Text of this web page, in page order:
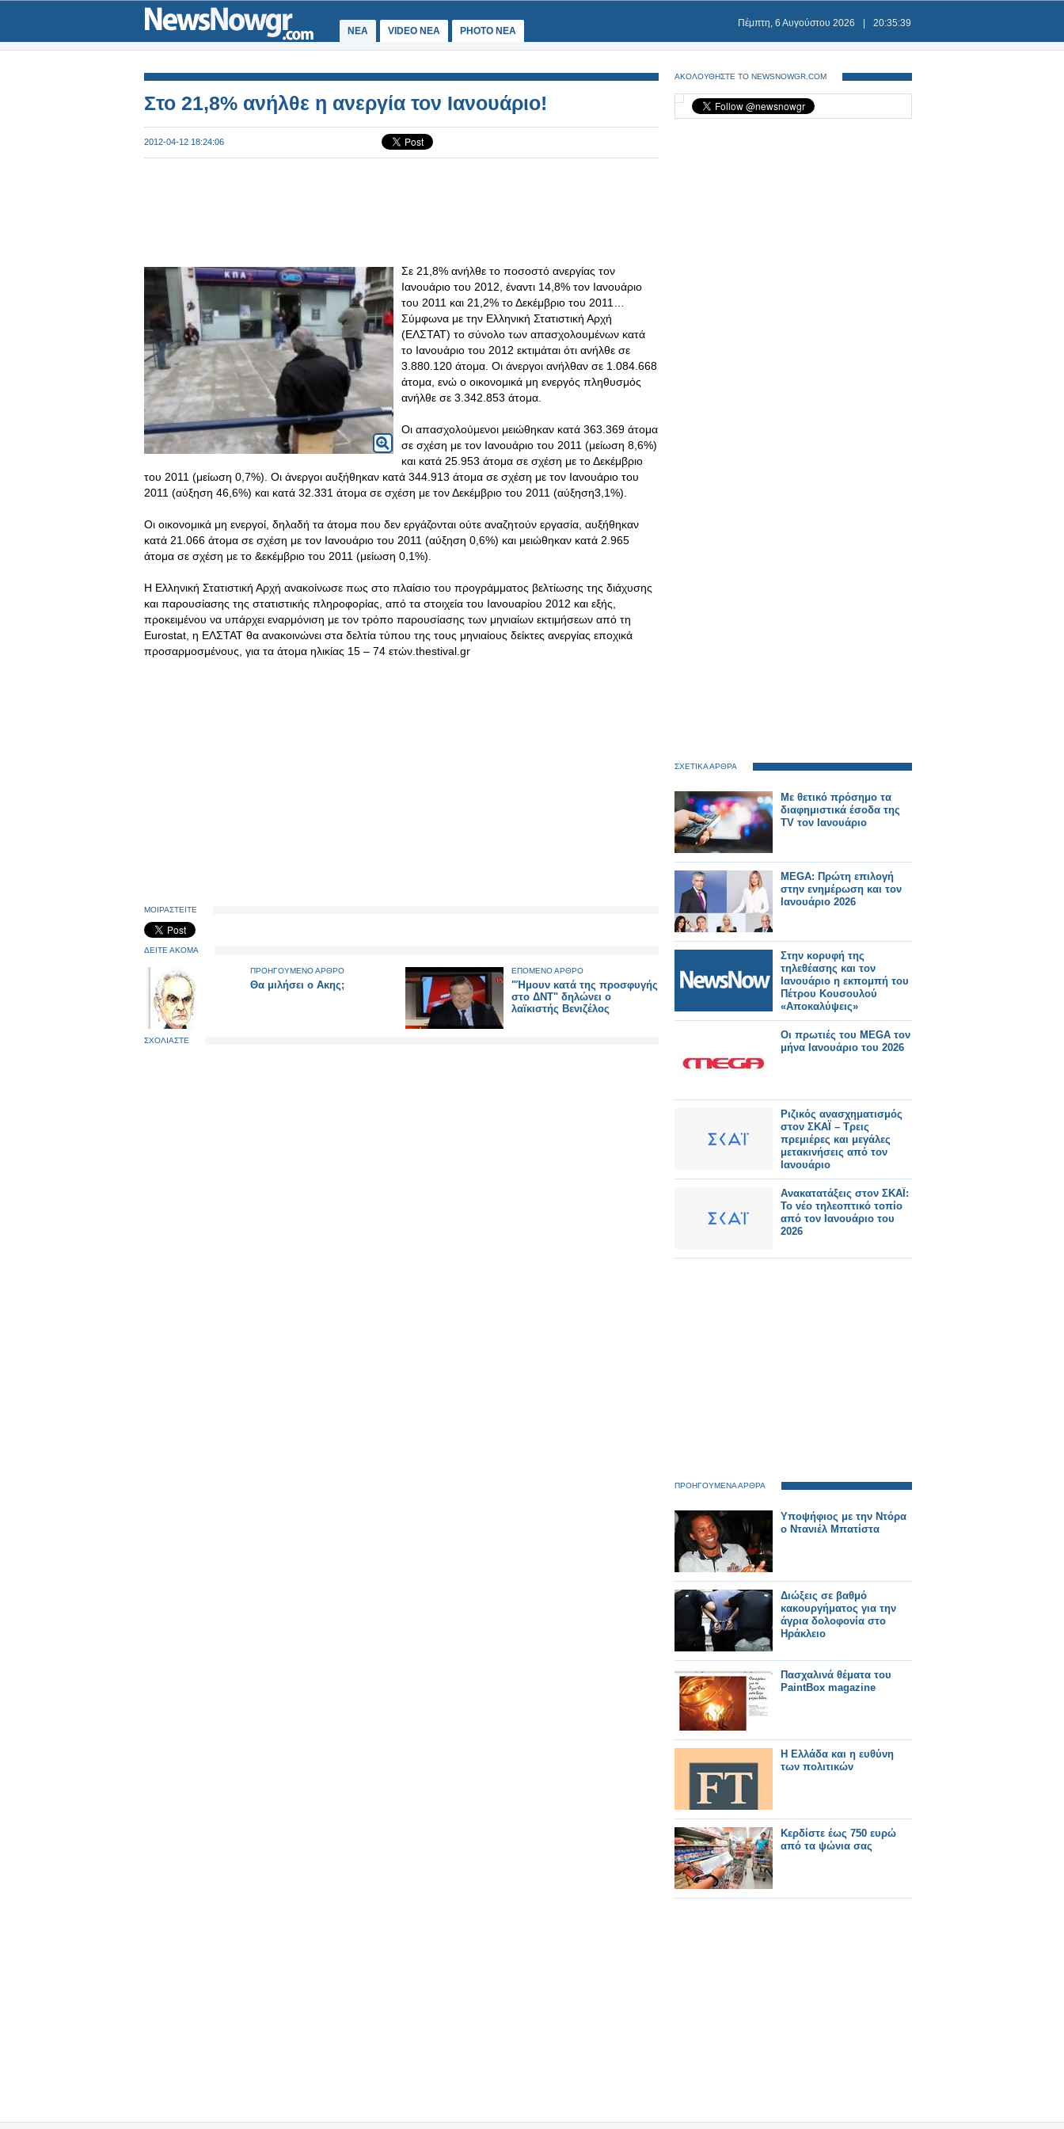
ΝΕΑ VIDEO NEA PHOTO NEA
Πέμπτη, 6 Αυγούστου 2026 20:35:40
Στο 21,8% ανήλθε η ανεργία τον Ιανουάριο!
2012-04-12 18:24:06
Σε 21,8% ανήλθε το ποσοστό ανεργίας τον
Ιανουάριο του 2012, έναντι 14,8% τον Ιανουάριο
του 2011 και 21,2% το Δεκέμβριο του 2011…
Σύμφωνα με την Ελληνική Στατιστική Αρχή
(ΕΛΣΤΑΤ) το σύνολο των απασχολουμένων κατά
το Ιανουάριο του 2012 εκτιμάται ότι ανήλθε σε
3.880.120 άτομα. Οι άνεργοι ανήλθαν σε 1.084.668
άτομα, ενώ ο οικονομικά μη ενεργός πληθυσμός
ανήλθε σε 3.342.853 άτομα.
Οι απασχολούμενοι μειώθηκαν κατά 363.369 άτομα
σε σχέση με τον Ιανουάριο του 2011 (μείωση 8,6%)
και κατά 25.953 άτομα σε σχέση με το Δεκέμβριο
του 2011 (μείωση 0,7%). Οι άνεργοι αυξήθηκαν κατά 344.913 άτομα σε σχέση με τον Ιανουάριο του
2011 (αύξηση 46,6%) και κατά 32.331 άτομα σε σχέση με τον Δεκέμβριο του 2011 (αύξηση3,1%).
Οι οικονομικά μη ενεργοί, δηλαδή τα άτομα που δεν εργάζονται ούτε αναζητούν εργασία, αυξήθηκαν
κατά 21.066 άτομα σε σχέση με τον Ιανουάριο του 2011 (αύξηση 0,6%) και μειώθηκαν κατά 2.965
άτομα σε σχέση με το &εκέμβριο του 2011 (μείωση 0,1%).
Η Ελληνική Στατιστική Αρχή ανακοίνωσε πως στο πλαίσιο του προγράμματος βελτίωσης της διάχυσης
και παρουσίασης της στατιστικής πληροφορίας, από τα στοιχεία του Ιανουαρίου 2012 και εξής,
προκειμένου να υπάρχει εναρμόνιση με τον τρόπο παρουσίασης των μηνιαίων εκτιμήσεων από τη
Eurostat, η ΕΛΣΤΑΤ θα ανακοινώνει στα δελτία τύπου της τους μηνιαίους δείκτες ανεργίας εποχικά
προσαρμοσμένους, για τα άτομα ηλικίας 15 – 74 ετών.thestival.gr
ΜΟΙΡΑΣΤΕΙΤΕ
ΔΕΙΤΕ ΑΚΟΜΑ
ΠΡΟΗΓΟΥΜΕΝΟ ΑΡΘΡΟ
Θα μιλήσει ο Ακης;
ΕΠΟΜΕΝΟ ΑΡΘΡΟ
"Ήμουν κατά της προσφυγής
στο ΔΝΤ" δηλώνει ο
λαϊκιστής Βενιζέλος
ΣΧΟΛΙΑΣΤΕ
ΑΚΟΛΟΥΘΗΣΤΕ ΤΟ NEWSNOWGR.COM
ΣΧΕΤΙΚΑ ΑΡΘΡΑ
Με θετικό πρόσημο τα
διαφημιστικά έσοδα της
TV τον Ιανουάριο
MEGA: Πρώτη επιλογή
στην ενημέρωση και τον
Ιανουάριο 2026
Στην κορυφή της
τηλεθέασης και τον
Ιανουάριο η εκπομπή του
Πέτρου Κουσουλού
«Αποκαλύψεις»
Οι πρωτιές του MEGA τον
μήνα Ιανουάριο του 2026
Ριζικός ανασχηματισμός
στον ΣΚΑΪ – Τρεις
πρεμιέρες και μεγάλες
μετακινήσεις από τον
Ιανουάριο
Ανακατατάξεις στον ΣΚΑΪ:
Το νέο τηλεοπτικό τοπίο
από τον Ιανουάριο του
2026
ΠΡΟΗΓΟΥΜΕΝΑ ΑΡΘΡΑ
Υποψήφιος με την Ντόρα
ο Ντανιέλ Μπατίστα
Διώξεις σε βαθμό
κακουργήματος για την
άγρια δολοφονία στο
Ηράκλειο
Πασχαλινά θέματα του
PaintBox magazine
Η Ελλάδα και η ευθύνη
των πολιτικών
Κερδίστε έως 750 ευρώ
από τα ψώνια σας